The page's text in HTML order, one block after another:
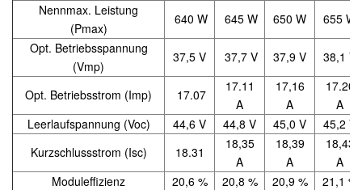
Nennmax. Leistung
(Pmax)
640 W 645 W 650 W
655 W
Opt. Betriebsspannung
(Vmp)
37,5 V 37,7 V 37,9 V 38,1 V
Opt. Betriebsstrom (Imp) 17.07
17.11
A
17,16
A
17.20
A
Leerlaufspannung (Voc)
44,6 V 44,8 V 45,0 V
45,2 V
Kurzschlussstrom (Isc)
18.31
18,35
A
18,39
A
18,43
A
Moduleffizienz
20,6 % 20,8 % 20,9 %
21,1 %